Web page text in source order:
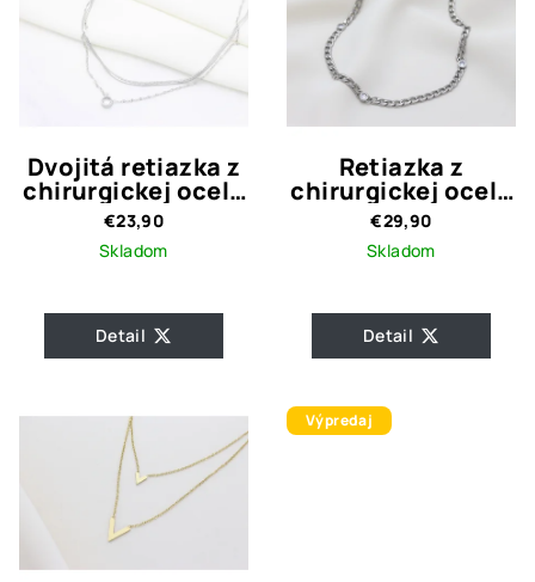
Dvojitá retiazka z
chirurgickej ocele
Eleonora Silver
€23,90
Skladom
Detail
Retiazka z
chirurgickej ocele
Three Crystal
€29,90
Skladom
Detail
Výpredaj